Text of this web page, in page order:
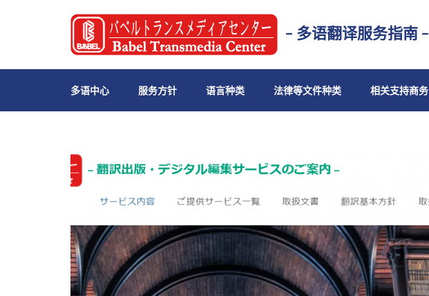
– 多语翻译服务指南 –
多语中心 服务方针 语言种类 法律等文件种类 相关支持商务